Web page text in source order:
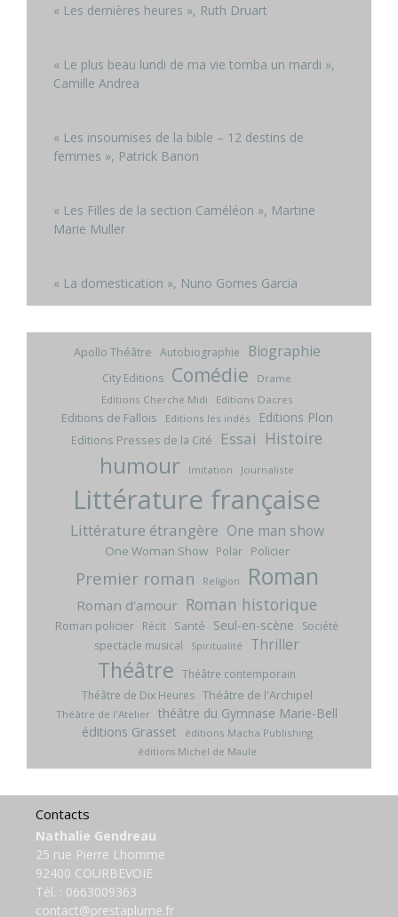
« Les dernières heures », Ruth Druart
« Le plus beau lundi de ma vie tomba un mardi »,
Camille Andrea
« Les insoumises de la bible – 12 destins de
femmes », Patrick Banon
« Les Filles de la section Caméléon », Martine
Marie Muller
« La domestication », Nuno Gomes Garcia
Apollo Théâtre Autobiographie Biographie
City Editions Comédie
Drame
Editions Cherche Midi
Editions Dacres
Editions de Fallois Editions les indés Editions Plon
Editions Presses de la Cité Essai Histoire
humour Imitation Journaliste
Littérature française
Littérature étrangère One man show
One Woman Show Polar Policier
Premier roman Religion Roman
Roman d'amour Roman historique
Roman policier Récit Santé Seul-en-scène
Société
spectacle musical
Spiritualité Thriller
Théâtre Théâtre contemporain
Théâtre de Dix Heures Théâtre de l'Archipel
Théâtre de l'Atelier théâtre du Gymnase Marie-Bell
éditions Grasset
éditions Macha Publishing
éditions Michel de Maule
Contacts
Nathalie Gendreau
25 rue Pierre Lhomme
92400 COURBEVOIE
Tél. : 0663009363
contact@prestaplume.fr